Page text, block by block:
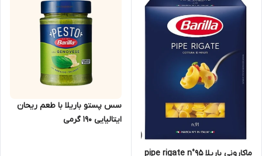
ماکارونی باریلا pipe rigate n°95
سس پستو باریلا با طعم ریحان
ایتالیایی 190 گرمی